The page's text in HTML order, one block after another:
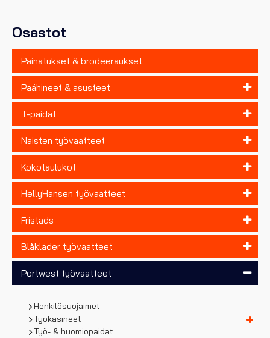
Osastot
Painatukset & brodeeraukset
Päähineet & asusteet
T-paidat
Naisten työvaatteet
Kokotaulukot
HellyHansen työvaatteet
Fristads
Blåkläder työvaatteet
Portwest työvaatteet
Henkilösuojaimet
Työkäsineet
Työ- & huomiopaidat